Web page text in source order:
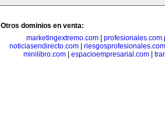
Otros dominios en venta:
marketingextremo.com|
noticiasendirecto.com
riesgosprofesionales.com
minilibro.com| espacioempresarial.com|